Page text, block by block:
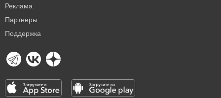
Реклама
Партнеры
Поддержка